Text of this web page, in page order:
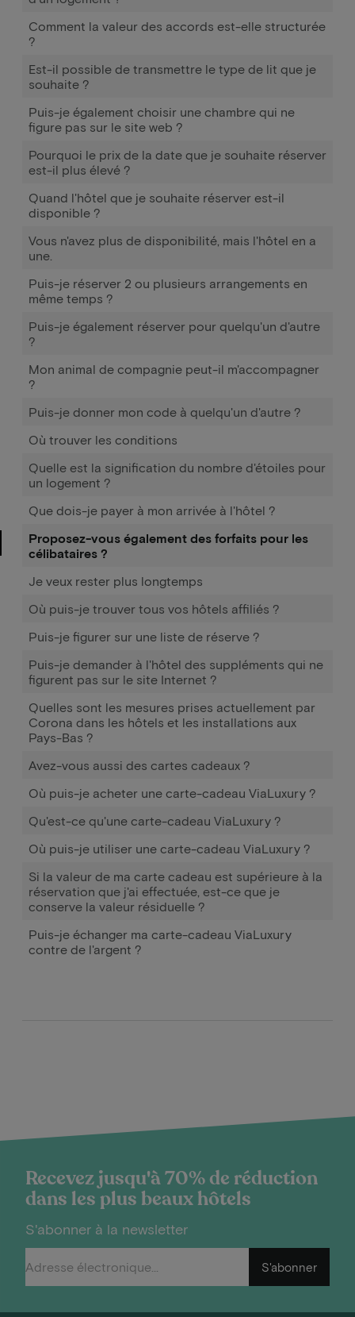
Comment la valeur des accords est-elle structurée
?
Est-il possible de transmettre le type de lit que je
souhaite ?
Puis-je également choisir une chambre qui ne
figure pas sur le site web ?
Pourquoi le prix de la date que je souhaite réserver
est-il plus élevé ?
Quand l'hôtel que je souhaite réserver est-il
disponible ?
Vous n'avez plus de disponibilité, mais l'hôtel en a
une.
Puis-je réserver 2 ou plusieurs arrangements en
même temps ?
Puis-je également réserver pour quelqu'un d'autre
?
Mon animal de compagnie peut-il m'accompagner
?
Puis-je donner mon code à quelqu'un d'autre ?
Où trouver les conditions
Quelle est la signification du nombre d'étoiles pour
un logement ?
Que dois-je payer à mon arrivée à l'hôtel ?
Proposez-vous également des forfaits pour les
célibataires ?
Je veux rester plus longtemps
Où puis-je trouver tous vos hôtels affiliés ?
Puis-je figurer sur une liste de réserve ?
Puis-je demander à l'hôtel des suppléments qui ne
figurent pas sur le site Internet ?
Quelles sont les mesures prises actuellement par
Corona dans les hôtels et les installations aux
Pays-Bas ?
Avez-vous aussi des cartes cadeaux ?
Où puis-je acheter une carte-cadeau ViaLuxury ?
Qu'est-ce qu'une carte-cadeau ViaLuxury ?
Où puis-je utiliser une carte-cadeau ViaLuxury ?
Si la valeur de ma carte cadeau est supérieure à la
réservation que j'ai effectuée, est-ce que je
conserve la valeur résiduelle ?
Puis-je échanger ma carte-cadeau ViaLuxury
contre de l'argent ?
Recevez jusqu'à 70% de réduction
dans les plus beaux hôtels
S'abonner à la newsletter
S'abonner